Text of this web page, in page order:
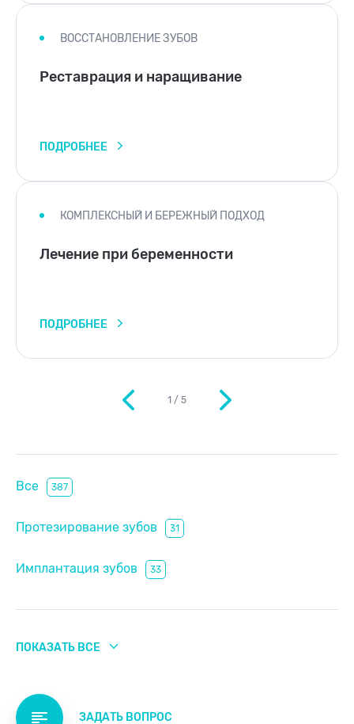
1 / 5
ВОССТАНОВЛЕНИЕ ЗУБОВ
Реставрация и наращивание
ПОДРОБНЕЕ
КОМПЛЕКСНЫЙ И БЕРЕЖНЫЙ ПОДХОД
Лечение при беременности
ПОДРОБНЕЕ
Все 387
Протезирование зубов 31
Имплантация зубов 33
Отбеливание зубов 6
Реставрация 11
Лечение зубов
ПОКАЗАТЬ ВСЕ
ЗАДАТЬ ВОПРОС